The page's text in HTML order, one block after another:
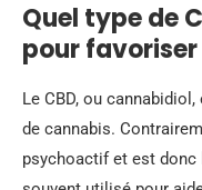
Quel type de
pour favoriser
Le CBD, ou
de cannabis.
psychoactif et est donc